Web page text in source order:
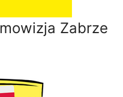
Zabrze